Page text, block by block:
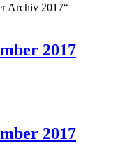
Archiv 2017“
2017
2017